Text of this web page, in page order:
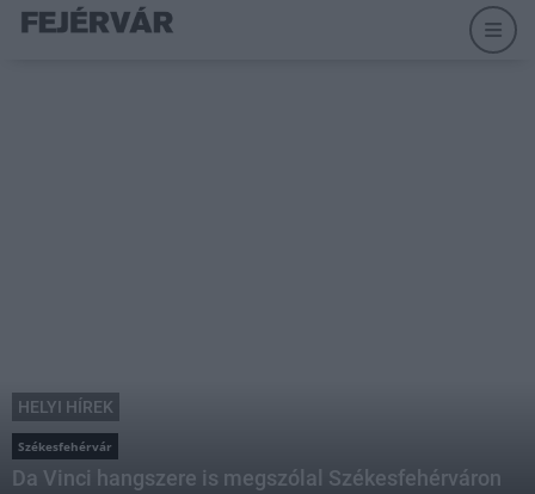
HELYI HÍREK
Székesfehérvár
Da Vinci hangszere is megszólal Székesfehérváron